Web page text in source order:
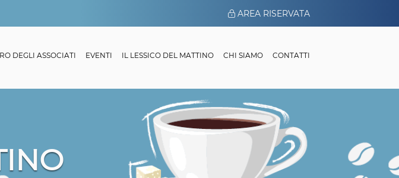
AREA RISERVATA
DEGLI ASSOCIATI EVENTI IL LESSICO DEL MATTINO CHI SIAMO CONTATTI